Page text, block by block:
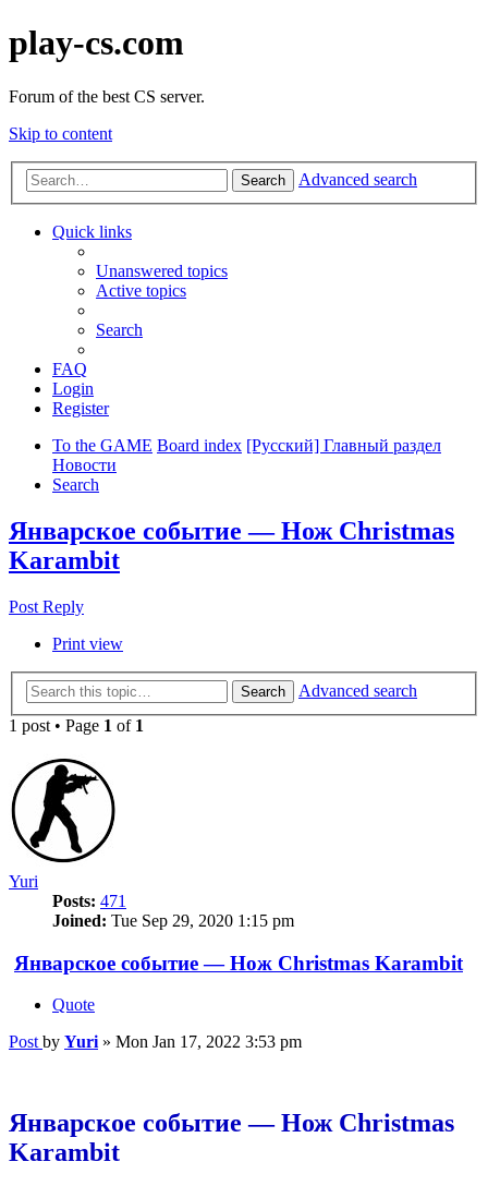
play-cs.com
Forum of the best CS server.
Skip to content
Search Advanced search
Quick links
Unanswered topics
Active topics
Search
FAQ
Login
Register
To the GAME Board index [Русский] Главный раздел
Новости
Search
Январское событие — Нож Christmas
Karambit
Post Reply
Print view
Search
Advanced search
1 post • Page 1 of 1
Yuri
Posts: 471
Joined: Tue Sep 29, 2020 1:15 pm
Январское событие — Нож Christmas Karambit
Quote
Post by Yuri » Mon Jan 17, 2022 3:53 pm
Январское событие — Нож Christmas
Karambit